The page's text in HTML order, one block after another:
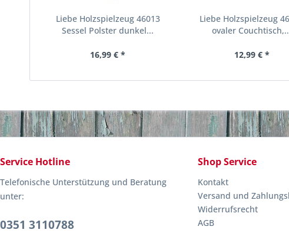
Liebe Holzspielzeug 46013
Sessel Polster dunkel...
16,99 € *
Liebe Holzspielzeug
ovaler
12,99 € *
Service Hotline
Telefonische Unterstützung und Beratung
unter:
0351 3110788
Shop Service
Kontakt
Versand und
Widerrufsrecht
AGB